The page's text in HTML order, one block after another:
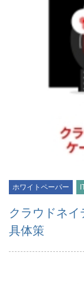
ホワイトペーパー
クラウドネ
具体策